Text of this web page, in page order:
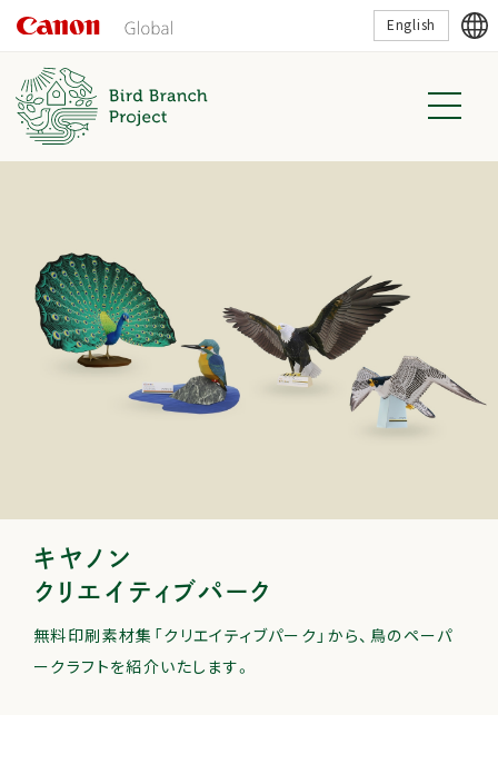
へ
English
キヤノン
クリエイティブパーク
無料印刷素材集「クリエイティブパーク」から、鳥のペーパ
ークラフトを紹介いたします。